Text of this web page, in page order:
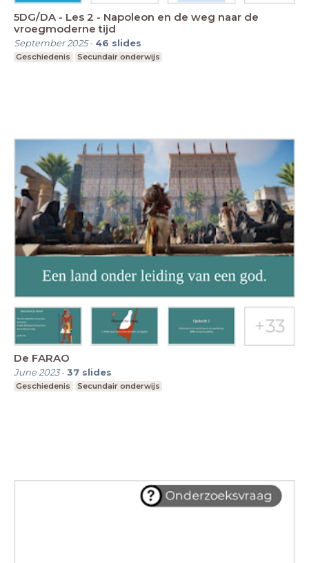
5DG/DA - Les 2 - Napoleon en de weg naar de
vroegmoderne tijd
September 2025- 46 slides
Geschiedenis Secundair onderwijs
De FARAO
June 2023-37 slides
Geschiedenis Secundair onderwijs